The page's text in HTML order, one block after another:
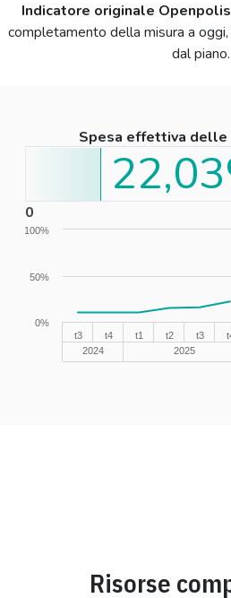
Indicatore originale
completamento della misura a
dal piano.
Spesa effettiva delle
0
t3
2024
t4
t1
2025
t2 t3
0%
50%
100%
Risorse